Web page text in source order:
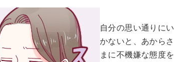
自分の思い通りにい
かないと、あからさ
まに不機嫌な態度を